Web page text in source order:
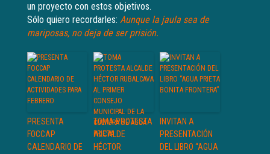
un proyecto con estos objetivos.
Sólo quiero recordarles: Aunque la jaula sea de
mariposas, no deja de ser prisión.
PRESENTA
FOCCAP
CALENDARIO DE
TOMA PROTESTA
ALCALDE
HÉCTOR
INVITAN A
PRESENTACIÓN
DEL LIBRO “AGUA